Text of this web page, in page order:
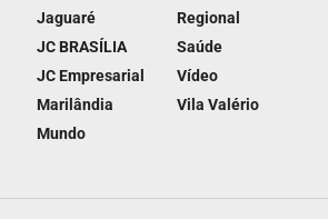
Jaguaré
JC BRASÍLIA
JC Empresarial
Marilândia
Mundo
Regional
Saúde
Vídeo
Vila Valério